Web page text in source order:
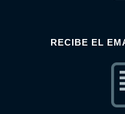
RECIBE EL